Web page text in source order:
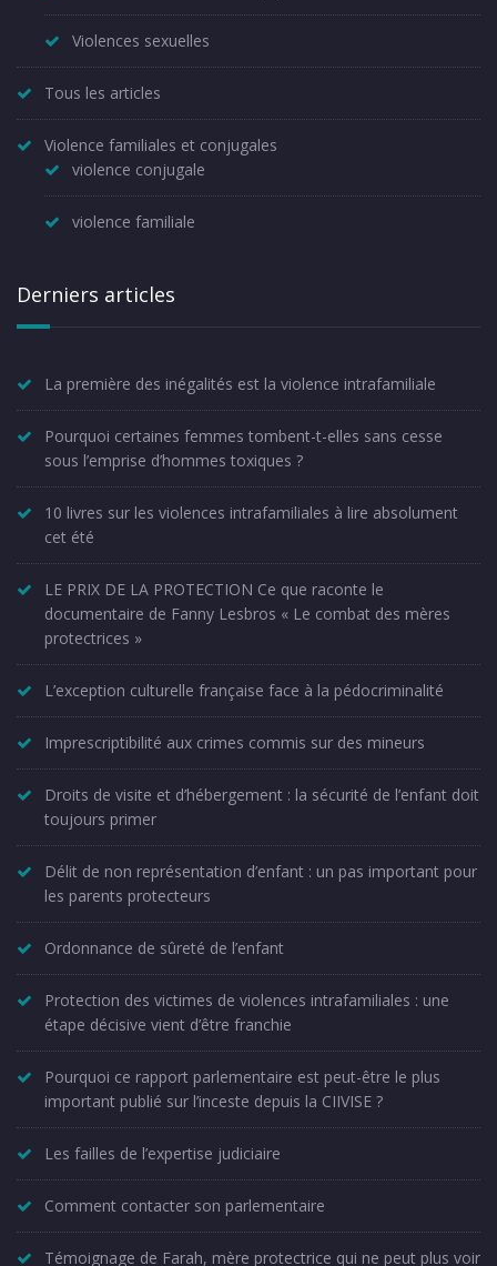
Violences sexuelles
Tous les articles
Violence familiales et conjugales
violence conjugale
violence familiale
Derniers articles
La première des inégalités est la violence intrafamiliale
Pourquoi certaines femmes tombent-t-elles sans cesse
sous l’emprise d’hommes toxiques ?
10 livres sur les violences intrafamiliales à lire absolument
cet été
LE PRIX DE LA PROTECTION Ce que raconte le
documentaire de Fanny Lesbros « Le combat des mères
protectrices »
L’exception culturelle française face à la pédocriminalité
Imprescriptibilité aux crimes commis sur des mineurs
Droits de visite et d’hébergement : la sécurité de l’enfant doit
toujours primer
Délit de non représentation d’enfant : un pas important pour
les parents protecteurs
Ordonnance de sûreté de l’enfant
Protection des victimes de violences intrafamiliales : une
étape décisive vient d’être franchie
Pourquoi ce rapport parlementaire est peut-être le plus
important publié sur l’inceste depuis la CIIVISE ?
Les failles de l’expertise judiciaire
Comment contacter son parlementaire
Témoignage de Farah, mère protectrice qui ne peut plus voir